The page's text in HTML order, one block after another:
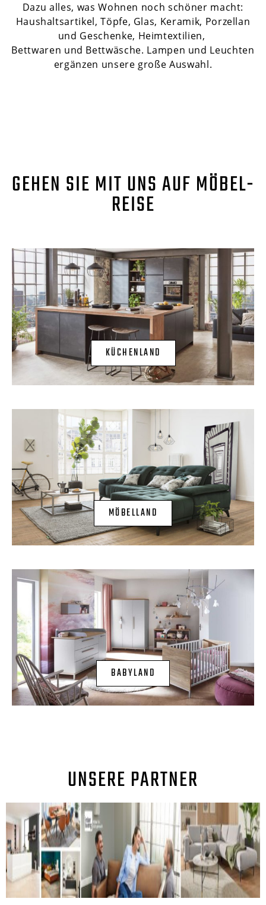
Dazu alles, was Wohnen noch schöner macht:
Haushaltsartikel, Töpfe, Glas, Keramik, Porzellan
und Geschenke, Heimtextilien,
Bettwaren und Bettwäsche. Lampen und Leuchten
ergänzen unsere große Auswahl.
GEHEN SIE MIT UNS AUF MÖBEL-
REISE
KÜCHENLAND
MÖBELLAND
BABYLAND
UNSERE PARTNER